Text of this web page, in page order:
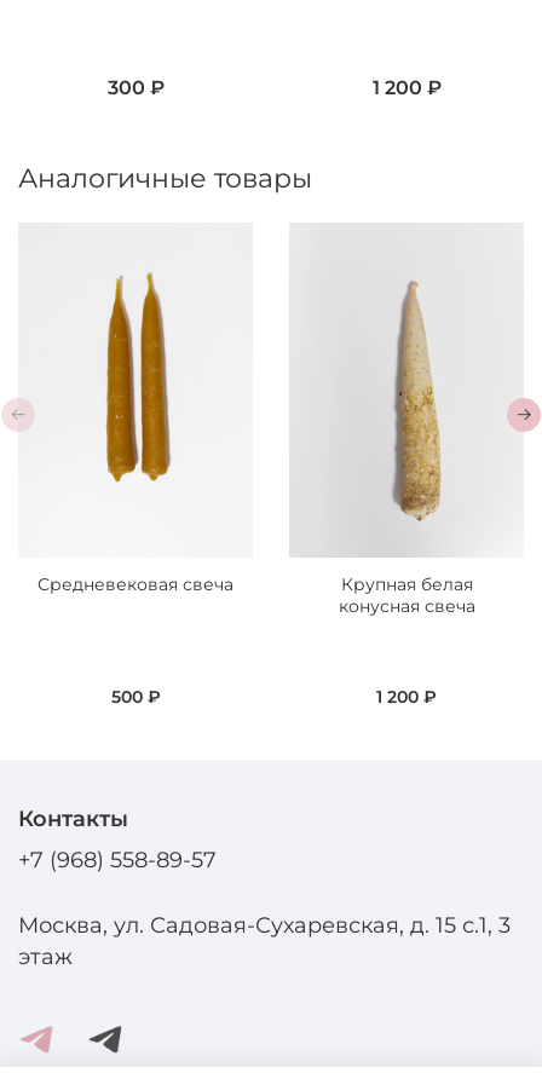
300 ₽ 1 200 ₽
Аналогичные товары
Средневековая свеча
500 ₽
Крупная белая
конусная свеча
1 200 ₽
Контакты
+7 (968) 558-89-57
Москва, ул. Садовая-Сухаревская, д. 15 с.1, 3
этаж